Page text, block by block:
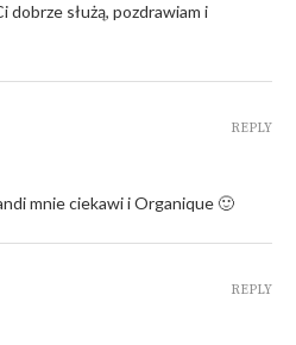
dobrze służą, pozdrawiam i
mnie ciekawi i Organique 🙂
REPLY
REPLY